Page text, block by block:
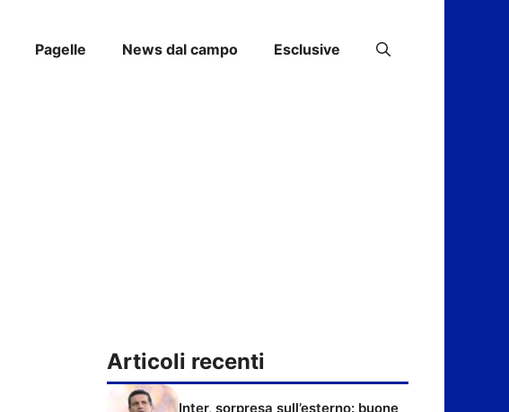
Pagelle News dal campo Esclusive
Articoli recenti
Inter, sorpresa sull’esterno: buone